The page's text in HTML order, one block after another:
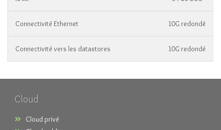
Connectivité Ethernet 10G redondé
Connectivité vers les datastores 10G redondé
Cloud
Cloud privé